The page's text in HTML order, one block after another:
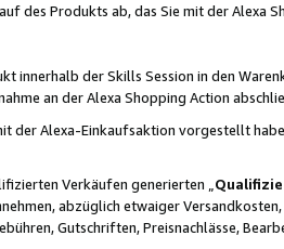
des Produkts ab, das Sie mit der Alexa
innerhalb der Skills Session in den
an der Alexa Shopping Action
der Alexa-Einkaufsaktion vorgestellt
Verkäufen generierten „
abzüglich etwaiger
Gutschriften, Preisnachlässe,